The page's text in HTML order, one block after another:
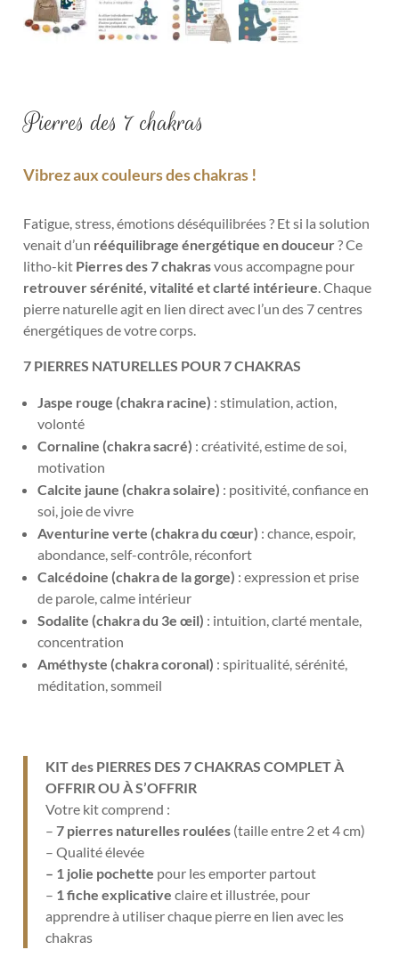
Pierres des 7 chakras
Vibrez aux couleurs des chakras !
Fatigue, stress, émotions déséquilibrées ? Et si la solution
venait d’un rééquilibrage énergétique en douceur? Ce
litho-kit Pierres des 7 chakrasvous accompagne pour
retrouver sérénité, vitalité et clarté intérieure . Chaque
pierre naturelle agit en lien direct avec l’un des 7 centres
énergétiques de votre corps.
7 PIERRES NATURELLES POUR 7 CHAKRAS
Jaspe rouge (chakra racine) :stimulation, action,
volonté
Cornaline (chakra sacré) : créativité, estime de soi,
motivation
Calcite jaune (chakra solaire) : positivité, confiance en
soi, joie de vivre
Aventurine verte (chakra du cœur) :chance, espoir,
abondance, self-contrôle, réconfort
Calcédoine (chakra de la gorge) :expression et prise
de parole, calme intérieur
Sodalite (chakra du 3e œil) : intuition, clarté mentale,
concentration
Améthyste (chakra coronal) : spiritualité, sérénité,
méditation, sommeil
KIT des PIERRES DES 7 CHAKRAS COMPLET À
OFFRIR OU À S’OFFRIR
Votre kit comprend :
–7 pierres naturelles roulées (taille entre 2 et 4 cm)
– Qualité élevée
– 1 jolie pochette pour les emporter partout
– 1 fiche explicative claire et illustrée, pour
apprendre à utiliser chaque pierre en lien avec les
chakras